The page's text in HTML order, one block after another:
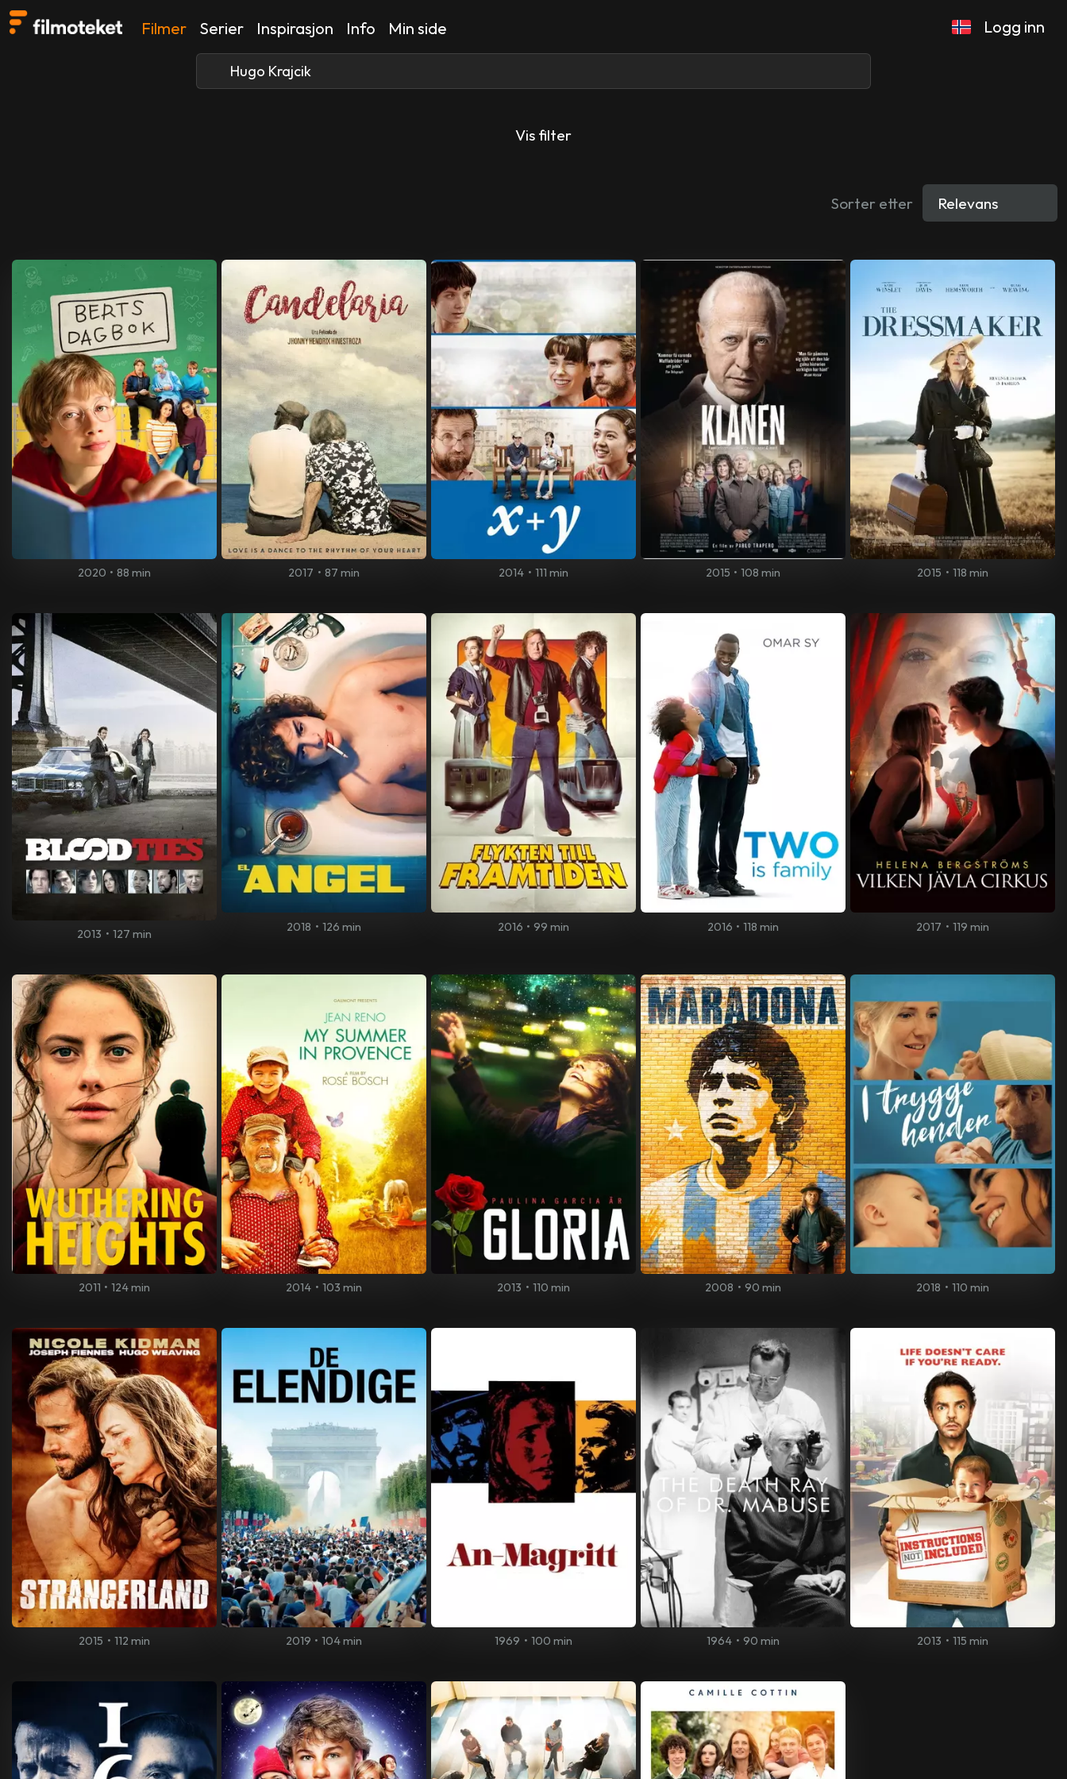
Filmer Serier Inspirasjon Info Min side Logg inn
Vis filter
Sorter etter
2020 • 88 min 2017 • 87 min 2014 • 111 min 2015 • 108 min 2015 • 118 min
2013 • 127 min
2018 • 126 min 2016 • 99 min 2016 • 118 min 2017 • 119 min
2011 • 124 min 2014 • 103 min 2013 • 110 min 2008 • 90 min 2018 • 110 min
2015 • 112 min 2019 • 104 min 1969 • 100 min 1964 • 90 min 2013 • 115 min